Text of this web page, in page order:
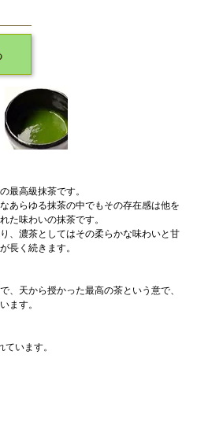
最高級抹茶です。
あらゆる抹茶の中でもその存在感は他を
た味わいの抹茶です。
、濃茶としてはその柔らかな味わいと甘
長く続きます。
、天から授かった最高の茶という意で、
ます。
います。